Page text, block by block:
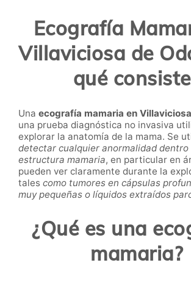
Ecografía
Villaviciosa de
qué
Una ecografía mamaria en
una prueba diagnóstica no invasiva
explorar la anatomía de la mama. Se
detectar cualquier anormalidad dentro
estructura mamaria, en particular en
pueden ver claramente durante la
tales como tumores en cápsulas
muy pequeñas o líquidos extraídos
¿Qué es una
mamaria?